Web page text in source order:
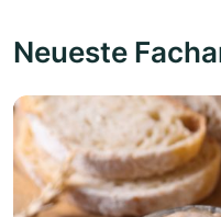
Neueste